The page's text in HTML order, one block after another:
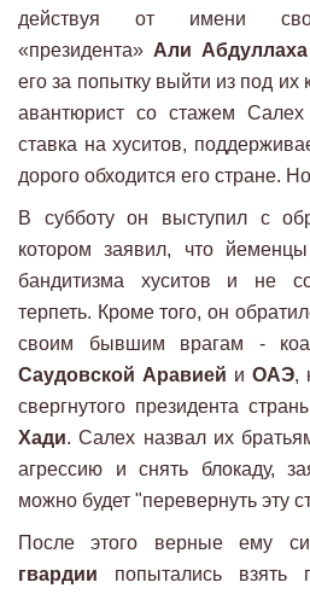
действуя от имени
«президента» Али
его за попытку выйти из под их
авантюрист со стажем
ставка на хуситов,
дорого обходится его стране.
В субботу он выступил c
котором заявил, что
бандитизма хуситов и не
терпеть. Кроме того, он
своим бывшим врагам -
Саудовской Аравией и ОАЭ,
свергнутого президента
Хади. Салех назвал их
агрессию и снять блокаду,
можно будет "перевернуть эту
После этого верные ему
гвардии попытались взять